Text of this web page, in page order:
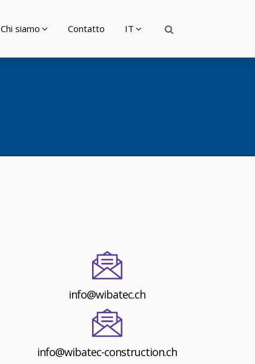
Chi siamo Contatto IT
info@wibatec.ch
info@wibatec-construction.ch